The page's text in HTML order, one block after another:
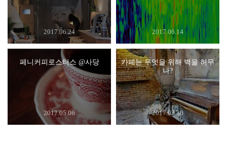
2017.06.24 2017.06.14
페니커피로스터스 @사당
2017.05.06
카페는 무엇을 위해 벽을 허무
나?
2017.03.30